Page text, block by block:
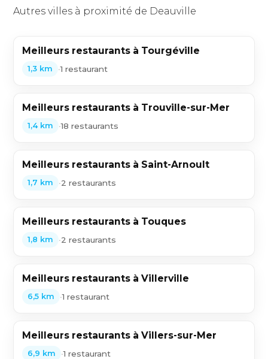
Autres villes à proximité de Deauville
Meilleurs restaurants à Tourgéville
1,3 km •1 restaurant
Meilleurs restaurants à Trouville-sur-Mer
1,4 km •18 restaurants
Meilleurs restaurants à Saint-Arnoult
1,7 km •2 restaurants
Meilleurs restaurants à Touques
1,8 km •2 restaurants
Meilleurs restaurants à Villerville
6,5 km •1 restaurant
Meilleurs restaurants à Villers-sur-Mer
6,9 km •1 restaurant